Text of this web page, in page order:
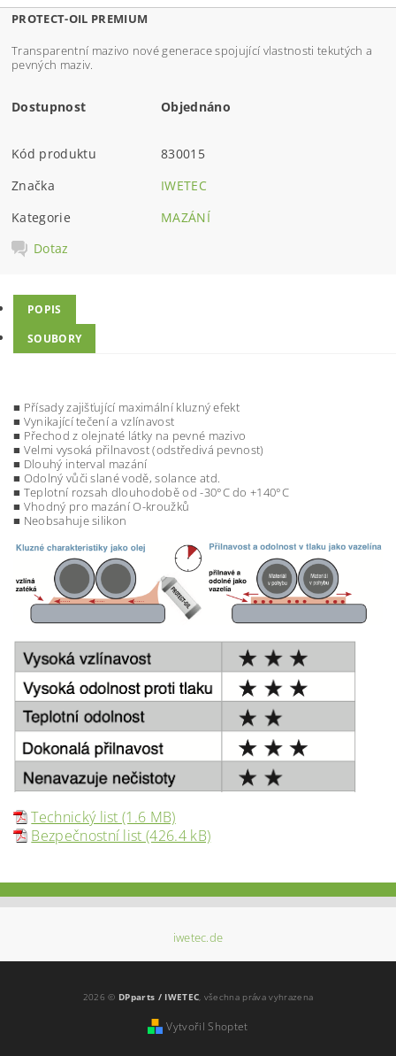
PROTECT-OIL PREMIUM
Transparentní mazivo nové generace spojující vlastnosti tekutých a
pevných maziv.
Dostupnost Objednáno
Kód produktu
830015
Značka
IWETEC
Kategorie
MAZÁNÍ
Dotaz
POPIS
SOUBORY
■ Přísady zajišťující maximální kluzný efekt
■ Vynikající tečení a vzlínavost
■ Přechod z olejnaté látky na pevné mazivo
■ Velmi vysoká přilnavost (odstředivá pevnost)
■ Dlouhý interval mazání
■ Odolný vůči slané vodě, solance atd.
■ Teplotní rozsah dlouhodobě od -30°C do +140°C
■ Vhodný pro mazání O-kroužků
■ Neobsahuje silikon
Technický list (1.6 MB)
Bezpečnostní list (426.4 kB)
iwetec.de
2026 © DPparts / IWETEC, všechna práva vyhrazena
Vytvořil Shoptet